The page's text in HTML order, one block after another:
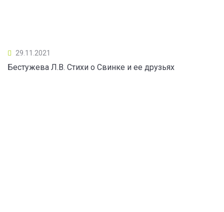
29.11.2021
Бестужева Л.В. Стихи о Свинке и ее друзьях